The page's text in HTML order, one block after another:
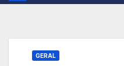
GERAL